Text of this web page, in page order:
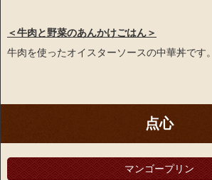
＜牛肉 と野菜のあんかけごはん ＞
牛肉を使ったオイスターソースの中華丼です。
点心
マンゴープリン